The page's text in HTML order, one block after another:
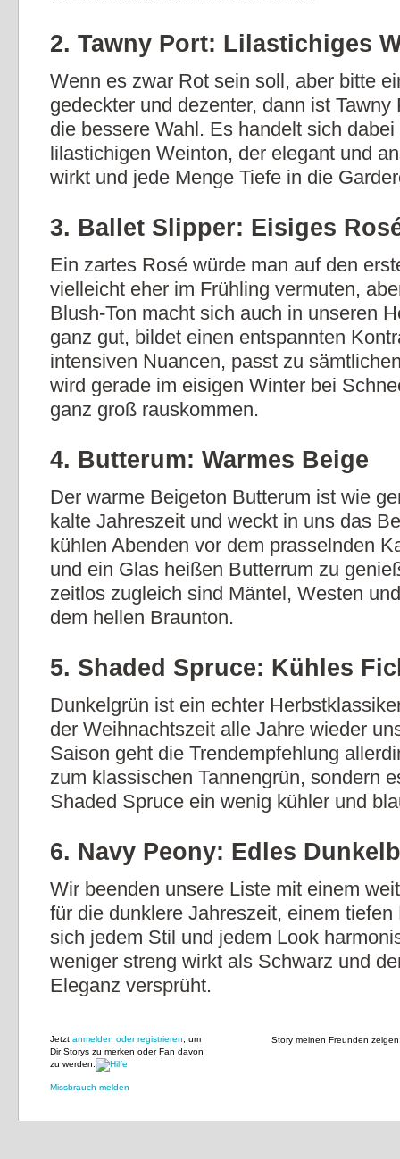
2. Tawny Port: Lilastichiges
Wenn es zwar Rot sein soll, aber bitte
gedeckter und dezenter, dann ist Tawny
die bessere Wahl. Es handelt sich
lilastichigen Weinton, der elegant und
wirkt und jede Menge Tiefe in die
3. Ballet Slipper: Eisiges
Ein zartes Rosé würde man auf den
vielleicht eher im Frühling vermuten,
Blush-Ton macht sich auch in unseren
ganz gut, bildet einen entspannten
intensiven Nuancen, passt zu
wird gerade im eisigen Winter bei
ganz groß rauskommen.
4. Butterum: Warmes Beige
Der warme Beigeton Butterum ist wie
kalte Jahreszeit und weckt in uns das
kühlen Abenden vor dem prasselnden
und ein Glas heißen Butterrum zu
zeitlos zugleich sind Mäntel, Westen
dem hellen Braunton.
5. Shaded Spruce: Kühles
Dunkelgrün ist ein echter
der Weihnachtszeit alle Jahre wieder
Saison geht die Trendempfehlung
zum klassischen Tannengrün, sondern
Shaded Spruce ein wenig kühler und
6. Navy Peony: Edles
Wir beenden unsere Liste mit einem
für die dunklere Jahreszeit, einem
sich jedem Stil und jedem Look
weniger streng wirkt als Schwarz und
Eleganz versprüht.
Story meinen Freunden
Jetzt anmelden oder registrieren , um
Dir Storys zu merken oder Fan davon
zu werden.
Missbrauch melden